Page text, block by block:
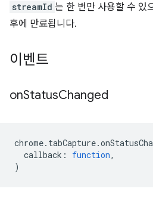
streamId 는 한 번만 사용할 수 있
후에 만료됩니다.
이벤트
onStatusChanged
chrome. tabCapture.
callback : function,
)